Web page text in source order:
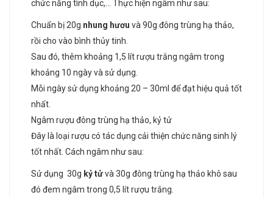
chức năng tình dục,… Thực hiện ngâm như sau:
Chuẩn bị 20g nhung hươu và 90g đông trùng hạ thảo,
rồi cho vào bình thủy tinh.
Sau đó, thêm khoảng 1,5 lít rượu trắng ngâm trong
khoảng 10 ngày và sử dụng.
Mỗi ngày sử dụng khoảng 20 – 30ml để đạt hiệu quả tốt
nhất.
Ngâm rượu đông trùng hạ thảo, kỷ tử
Đây là loại rượu có tác dụng cải thiện chức năng sinh lý
tốt nhất. Cách ngâm như sau:
Sử dụng 30g kỷ tửvà 30g đông trùng hạ thảo khô sau
đó đem ngâm trong 0,5 lít rượu trắng.